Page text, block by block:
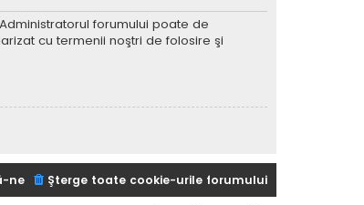
forumului poate de
cu termenii noştri de folosire şi
Şterge toate cookie-urile forumului
ne